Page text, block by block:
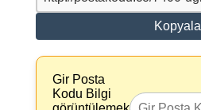
Kopyala
Gir Posta
Kodu Bilgi